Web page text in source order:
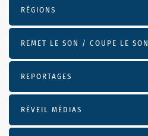
RÉGIONS
REMET LE SON / COUPE LE SON
REPORTAGES
RÉVEIL MÉDIAS